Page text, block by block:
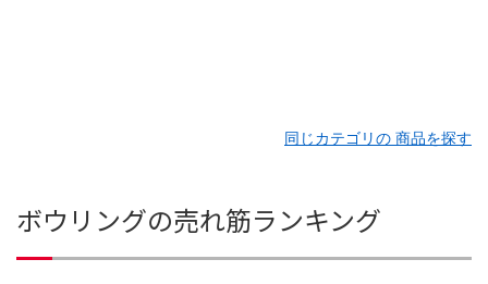
同じカテゴリの 商品を探す
ボウリングの売れ筋ランキング